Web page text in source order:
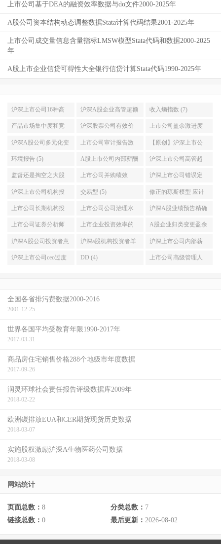
上市公司基于DEA的融资效率数据与do文件2000-2025年
A股公司资本结构动态调整数据Stata计算代码结果2001-2025年
上市公司成交量信息含量指标LMSW模型Stata代码和数据2000-2025
年
A股上市企业信贷可得性大全银行信贷计算Stata代码1990-2025年
沪深上市公司16种高
污染重污染企业名单
及环境信息披露EDI指
沪深A股企业高管超额
薪酬与绝对薪酬数据
加Stata计算代码2007-
收入熵指数 (7)
产品市场集中度和竞
争力 Stata计算赫芬达
尔 赫希曼HHI指数和
沪深股票公司有效价
差和相对有效价差数
据和stata代码2003-
上市公司盈余激进度
(6)
沪深A股公司多元化变
量行业数目 (6)
上市公司审计报告激
进性 审计质量数据
stata代码结果2000-
【原创】沪深上市公
司是否披露CSR社会责
任报告 (5)
环境报告 (5) A股上市公司内部薪酬
差距 管理层平均薪酬
和员工平均薪酬数据
沪深上市公司高管超
额在职消费 高管非货
币性私有收益数据和
监督还是掏空之大股
东持股比列与股价崩
盘风险研究数据与stata
上市公司并购绩效
CAR (5)
沪深上市公司错误定
价 资本市场定价效率
数据stata代码2001-
沪深上市公司机构投
资者异质性研究数据
和stata代码2000-2021
交易型 (5) 修正的琼斯模型 应计
盈余管理stata代码和数
据计算结果2000-2021
上市公司长期机构投
资者与短期机构投资
者持股数据stata代码
上市公司公司治理水
平主成分析法stata代码
计算与数据结果2003-
沪深A股业绩预告精确
性准确性研究分析数
据和stata代码2006-
上市公司证券分析师
盈余预测误差分歧度
数据stata计算代码结果
上市企业投资效率的
Chen模型与Biddle模型
A股企业归类变更盈余
管理预期核心收益模
型数据与Stata代码
沪深A股公司投资者意
见分歧与股价效应数
沪深a股机构投资者羊
群行为LSV模型实证数
沪深上市公司内部薪
酬差距与公司价值 基
沪深上市公司ceo过度
2019 (4)
DD (4) 上市公司高级管理人
全国各省排污费数据2000-2016
2001-12-25
世界各国平均受教育年限1990-2017年
2017-03-31
商品房住宅销售价格288个地级市年度数据
2017-09-26
润灵环球社会责任报告评级数据库2009年
2018-02-22
欧洲碳排放EUA和CER期货现货历史数据
2018-03-07
实施股权激励沪深A生物医药公司数据
2018-03-08
网站统计
页面总数： 8 分类总数： 7
链接总数： 0 最后更新： 2026-08-02